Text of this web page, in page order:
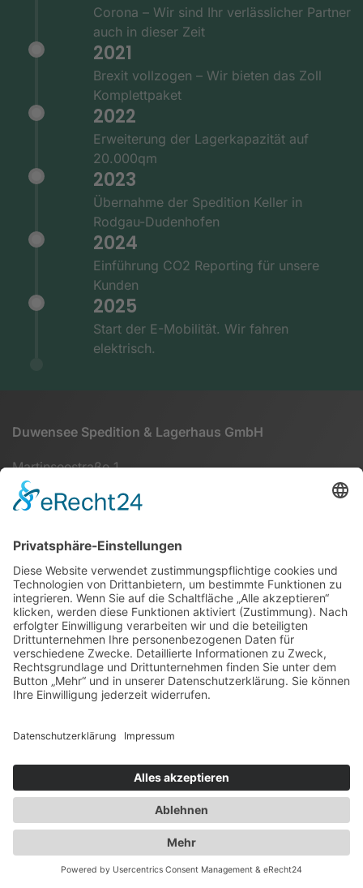
Corona – Wir sind Ihr verlässlicher Partner
auch in dieser Zeit
2021
Brexit vollzogen – Wir bieten das Zoll
Komplettpaket
2022
Erweiterung der Lagerkapazität auf
20.000qm
2023
Übernahme der Spedition Keller in
Rodgau-Dudenhofen
2024
Einführung CO2 Reporting für unsere
Kunden
2025
Start der E-Mobilität. Wir fahren
elektrisch.
Duwensee Spedition & Lagerhaus GmbH
Martinseestraße 1
63150 Heusenstamm
+49 (0) 6104 64860 - 00
info@duwensee-gmbh.de
Spezialisten für:
Fernverkehr Transport Europa
Nahverkehr Transport Rhein-Main
UK-Transporte
Weiteres:
Impressum
Datenschutzerklärung